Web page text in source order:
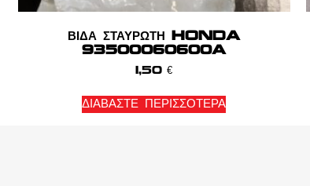
ΒΙΔΑ ΣΤΑΥΡΩΤΗ HONDA
93500060600A
1,50€
ΔΙΑΒΆΣΤΕ ΠΕΡΙΣΣΌΤΕΡΑ